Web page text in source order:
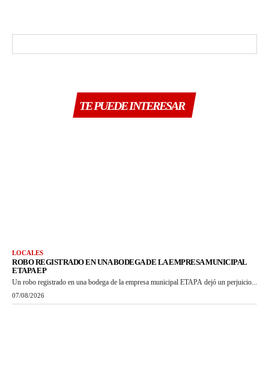
TE PUEDE INTERESAR
LOCALES
ROBO REGISTRADO EN UNA BODEGA DE LA EMPRESA MUNICIPAL
ETAPA EP
Un robo registrado en una bodega de la empresa municipal ETAPA dejó un perjuicio...
07/08/2026